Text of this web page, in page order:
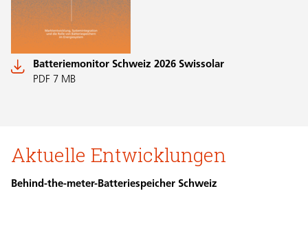
Batteriemonitor Schweiz 2026 Swissolar
PDF 7 MB
Aktuelle Entwicklungen
Behind-the-meter-Batteriespeicher Schweiz